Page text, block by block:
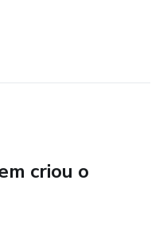
criou o